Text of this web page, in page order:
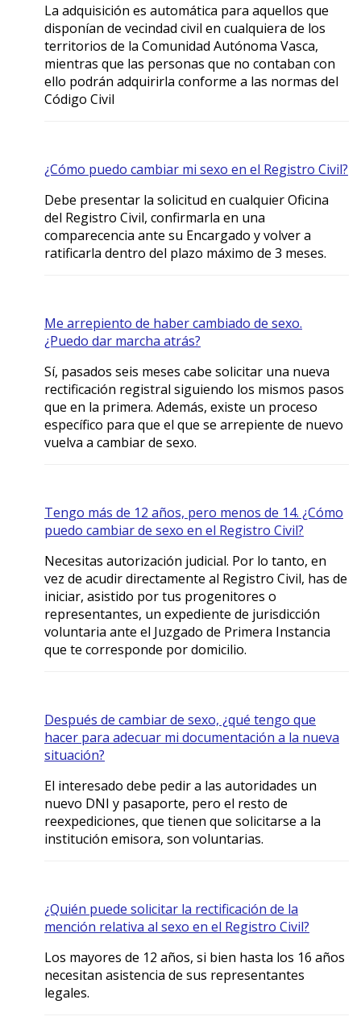
La adquisición es automática para aquellos que
disponían de vecindad civil en cualquiera de los
territorios de la Comunidad Autónoma Vasca,
mientras que las personas que no contaban con
ello podrán adquirirla conforme a las normas del
Código Civil
¿Cómo puedo cambiar mi sexo en el Registro Civil?
Debe presentar la solicitud en cualquier Oficina
del Registro Civil, confirmarla en una
comparecencia ante su Encargado y volver a
ratificarla dentro del plazo máximo de 3 meses.
Me arrepiento de haber cambiado de sexo.
¿Puedo dar marcha atrás?
Sí, pasados seis meses cabe solicitar una nueva
rectificación registral siguiendo los mismos pasos
que en la primera. Además, existe un proceso
específico para que el que se arrepiente de nuevo
vuelva a cambiar de sexo.
Tengo más de 12 años, pero menos de 14. ¿Cómo
puedo cambiar de sexo en el Registro Civil?
Necesitas autorización judicial. Por lo tanto, en
vez de acudir directamente al Registro Civil, has de
iniciar, asistido por tus progenitores o
representantes, un expediente de jurisdicción
voluntaria ante el Juzgado de Primera Instancia
que te corresponde por domicilio.
Después de cambiar de sexo, ¿qué tengo que
hacer para adecuar mi documentación a la nueva
situación?
El interesado debe pedir a las autoridades un
nuevo DNI y pasaporte, pero el resto de
reexpediciones, que tienen que solicitarse a la
institución emisora, son voluntarias.
¿Quién puede solicitar la rectificación de la
mención relativa al sexo en el Registro Civil?
Los mayores de 12 años, si bien hasta los 16 años
necesitan asistencia de sus representantes
legales.